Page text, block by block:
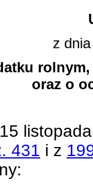
z
oraz o
431 i z